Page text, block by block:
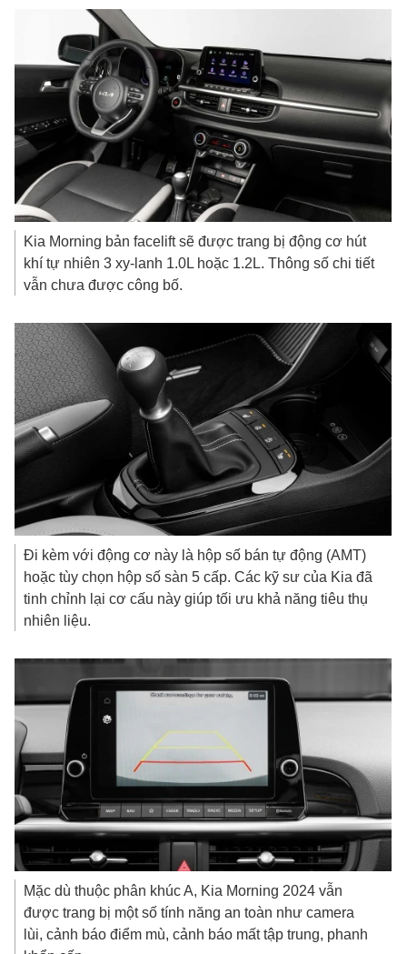
Kia Morning bản facelift sẽ được trang bị động cơ hút
khí tự nhiên 3 xy-lanh 1.0L hoặc 1.2L. Thông số chi tiết
vẫn chưa được công bố.
Đi kèm với động cơ này là hộp số bán tự động (AMT)
hoặc tùy chọn hộp số sàn 5 cấp. Các kỹ sư của Kia đã
tinh chỉnh lại cơ cấu này giúp tối ưu khả năng tiêu thụ
nhiên liệu.
Mặc dù thuộc phân khúc A, Kia Morning 2024 vẫn
được trang bị một số tính năng an toàn như camera
lùi, cảnh báo điểm mù, cảnh báo mất tập trung, phanh